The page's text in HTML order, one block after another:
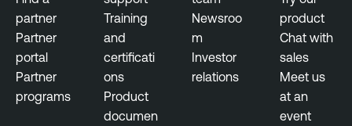
partner
Partner
portal
Partner
programs
Training
and
certificati
ons
Product
documen
Newsroo
m
Investor
relations
product
Chat with
sales
Meet us
at an
event